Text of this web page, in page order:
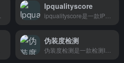
Ipqualityscore
伪装度检测